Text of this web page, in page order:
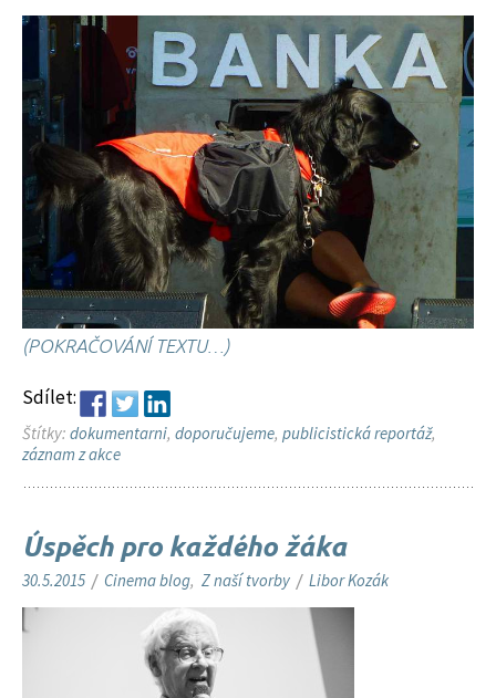
(POKRAČOVÁNÍ TEXTU…)
Sdílet:
Štítky: dokumentarni, doporučujeme, publicistická reportáž,
záznam z akce
Úspěch pro každého žáka
30.5.2015 / Cinema blog, Z naší tvorby / Libor Kozák